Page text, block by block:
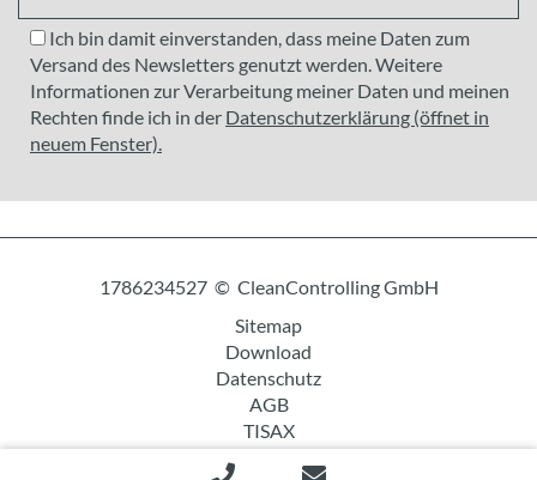
Ich bin damit einverstanden, dass meine Daten zum
Versand des Newsletters genutzt werden. Weitere
Informationen zur Verarbeitung meiner Daten und meinen
Rechten finde ich in der Datenschutzerklärung (öffnet in
neuem Fenster).
1786234527 © CleanControlling GmbH
Sitemap
Download
Datenschutz
AGB
TISAX
Impressum